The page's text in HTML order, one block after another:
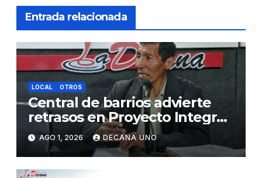
Entrada relacionada
LOCAL OTROS
Central de barrios advierte
retrasos en Proyecto Integral
de Agua y Alcantarillado para
Juliaca
AGO 1, 2026 DECANA UNO